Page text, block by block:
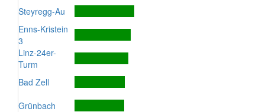
Steyregg-Au
Enns-Kristein
3
Linz-24er-
Turm
Bad Zell
Grünbach